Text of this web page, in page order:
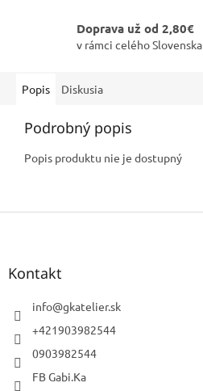
Doprava už od 2,80€
v rámci celého Slovenska
Popis Diskusia
Podrobný popis
Popis produktu nie je dostupný
Z
Kontakt
info@gkatelier.sk
+421903982544
0903982544
FB Gabi.Ka